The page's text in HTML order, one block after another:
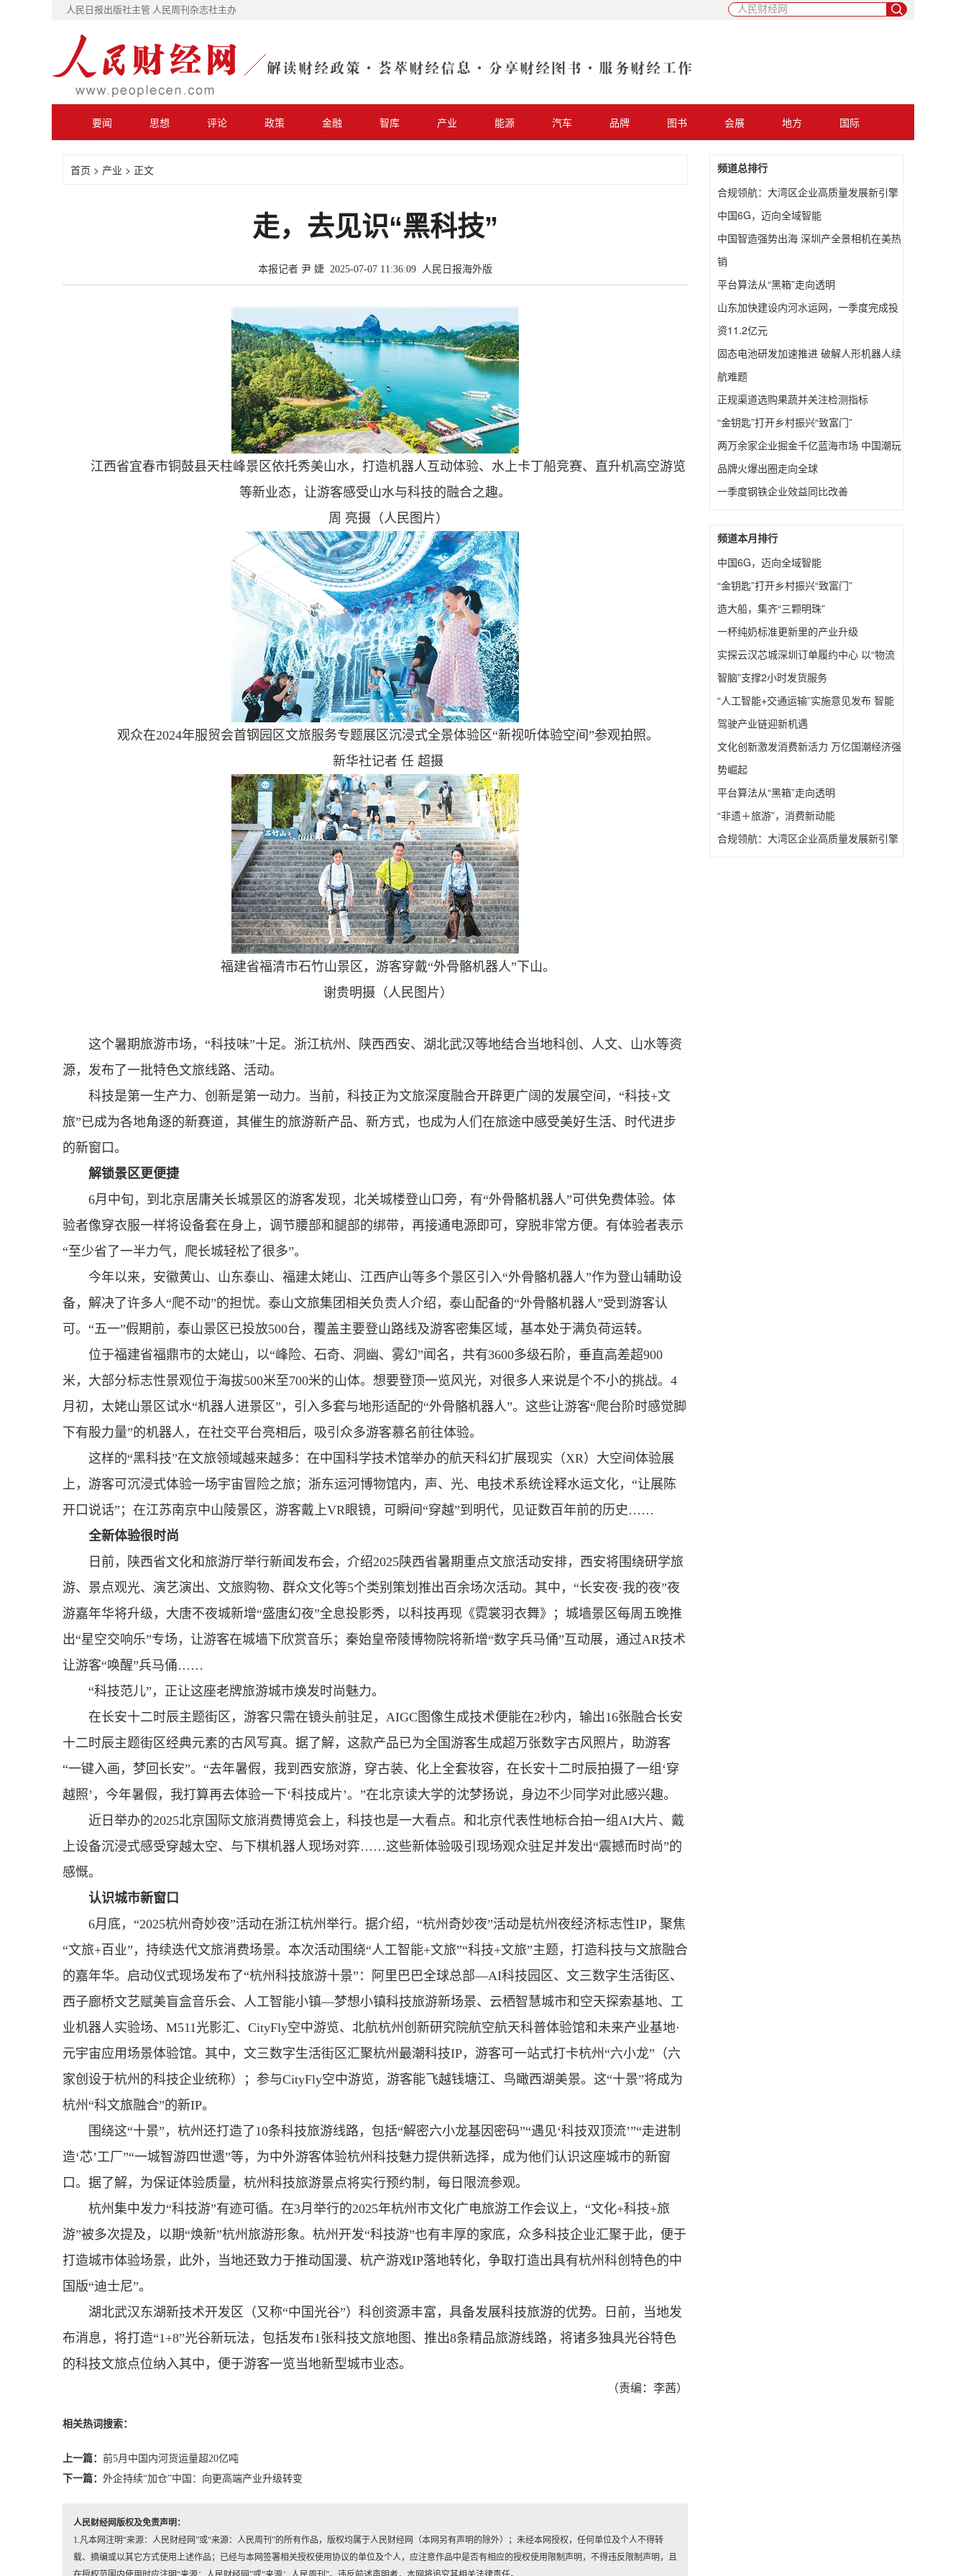
人民日报出版社主管 人民周刊杂志社主办
要闻 思想 评论 政策 金融 智库 产业 能源 汽车 品牌 图书 会展 地方 国际
首页 > 产业 > 正文
走，去见识“黑科技”
本报记者 尹 婕 2025-07-07 11:36:09 人民日报海外版
江西省宜春市铜鼓县天柱峰景区依托秀美山水，打造机器人互动体验、水上卡丁船竞赛、直升机高空游览
等新业态，让游客感受山水与科技的融合之趣。
周 亮摄（人民图片）
观众在2024年服贸会首钢园区文旅服务专题展区沉浸式全景体验区“新视听体验空间”参观拍照。
新华社记者 任 超摄
福建省福清市石竹山景区，游客穿戴“外骨骼机器人”下山。
谢贵明摄（人民图片）
这个暑期旅游市场，“科技味”十足。浙江杭州、陕西西安、湖北武汉等地结合当地科创、人文、山水等资
源，发布了一批特色文旅线路、活动。
科技是第一生产力、创新是第一动力。当前，科技正为文旅深度融合开辟更广阔的发展空间，“科技+文
旅”已成为各地角逐的新赛道，其催生的旅游新产品、新方式，也成为人们在旅途中感受美好生活、时代进步
的新窗口。
解锁景区更便捷
6月中旬，到北京居庸关长城景区的游客发现，北关城楼登山口旁，有“外骨骼机器人”可供免费体验。体
验者像穿衣服一样将设备套在身上，调节腰部和腿部的绑带，再接通电源即可，穿脱非常方便。有体验者表示
“至少省了一半力气，爬长城轻松了很多”。
今年以来，安徽黄山、山东泰山、福建太姥山、江西庐山等多个景区引入“外骨骼机器人”作为登山辅助设
备，解决了许多人“爬不动”的担忧。泰山文旅集团相关负责人介绍，泰山配备的“外骨骼机器人”受到游客认
可。“五一”假期前，泰山景区已投放500台，覆盖主要登山路线及游客密集区域，基本处于满负荷运转。
位于福建省福鼎市的太姥山，以“峰险、石奇、洞幽、雾幻”闻名，共有3600多级石阶，垂直高差超900
米，大部分标志性景观位于海拔500米至700米的山体。想要登顶一览风光，对很多人来说是个不小的挑战。4
月初，太姥山景区试水“机器人进景区”，引入多套与地形适配的“外骨骼机器人”。这些让游客“爬台阶时感觉脚
下有股力量”的机器人，在社交平台亮相后，吸引众多游客慕名前往体验。
这样的“黑科技”在文旅领域越来越多：在中国科学技术馆举办的航天科幻扩展现实（XR）大空间体验展
上，游客可沉浸式体验一场宇宙冒险之旅；浙东运河博物馆内，声、光、电技术系统诠释水运文化，“让展陈
开口说话”；在江苏南京中山陵景区，游客戴上VR眼镜，可瞬间“穿越”到明代，见证数百年前的历史……
全新体验很时尚
日前，陕西省文化和旅游厅举行新闻发布会，介绍2025陕西省暑期重点文旅活动安排，西安将围绕研学旅
游、景点观光、演艺演出、文旅购物、群众文化等5个类别策划推出百余场次活动。其中，“长安夜·我的夜”夜
游嘉年华将升级，大唐不夜城新增“盛唐幻夜”全息投影秀，以科技再现《霓裳羽衣舞》；城墙景区每周五晚推
出“星空交响乐”专场，让游客在城墙下欣赏音乐；秦始皇帝陵博物院将新增“数字兵马俑”互动展，通过AR技术
让游客“唤醒”兵马俑……
“科技范儿”，正让这座老牌旅游城市焕发时尚魅力。
在长安十二时辰主题街区，游客只需在镜头前驻足，AIGC图像生成技术便能在2秒内，输出16张融合长安
十二时辰主题街区经典元素的古风写真。据了解，这款产品已为全国游客生成超万张数字古风照片，助游客
“一键入画，梦回长安”。“去年暑假，我到西安旅游，穿古装、化上全套妆容，在长安十二时辰拍摄了一组‘穿
越照’，今年暑假，我打算再去体验一下‘科技成片’。”在北京读大学的沈梦扬说，身边不少同学对此感兴趣。
近日举办的2025北京国际文旅消费博览会上，科技也是一大看点。和北京代表性地标合拍一组AI大片、戴
上设备沉浸式感受穿越太空、与下棋机器人现场对弈……这些新体验吸引现场观众驻足并发出“震撼而时尚”的
感慨。
认识城市新窗口
6月底，“2025杭州奇妙夜”活动在浙江杭州举行。据介绍，“杭州奇妙夜”活动是杭州夜经济标志性IP，聚焦
“文旅+百业”，持续迭代文旅消费场景。本次活动围绕“人工智能+文旅”“科技+文旅”主题，打造科技与文旅融合
的嘉年华。启动仪式现场发布了“杭州科技旅游十景”：阿里巴巴全球总部—AI科技园区、文三数字生活街区、
西子廊桥文艺赋美盲盒音乐会、人工智能小镇—梦想小镇科技旅游新场景、云栖智慧城市和空天探索基地、工
业机器人实验场、M511光影汇、CityFly空中游览、北航杭州创新研究院航空航天科普体验馆和未来产业基地·
元宇宙应用场景体验馆。其中，文三数字生活街区汇聚杭州最潮科技IP，游客可一站式打卡杭州“六小龙”（六
家创设于杭州的科技企业统称）；参与CityFly空中游览，游客能飞越钱塘江、鸟瞰西湖美景。这“十景”将成为
杭州“科文旅融合”的新IP。
围绕这“十景”，杭州还打造了10条科技旅游线路，包括“解密六小龙基因密码”“遇见‘科技双顶流’”“走进制
造‘芯’工厂”“一城智游四世遗”等，为中外游客体验杭州科技魅力提供新选择，成为他们认识这座城市的新窗
口。据了解，为保证体验质量，杭州科技旅游景点将实行预约制，每日限流参观。
杭州集中发力“科技游”有迹可循。在3月举行的2025年杭州市文化广电旅游工作会议上，“文化+科技+旅
游”被多次提及，以期“焕新”杭州旅游形象。杭州开发“科技游”也有丰厚的家底，众多科技企业汇聚于此，便于
打造城市体验场景，此外，当地还致力于推动国漫、杭产游戏IP落地转化，争取打造出具有杭州科创特色的中
国版“迪士尼”。
湖北武汉东湖新技术开发区（又称“中国光谷”）科创资源丰富，具备发展科技旅游的优势。日前，当地发
布消息，将打造“1+8”光谷新玩法，包括发布1张科技文旅地图、推出8条精品旅游线路，将诸多独具光谷特色
的科技文旅点位纳入其中，便于游客一览当地新型城市业态。
（责编：李茜）
相关热词搜索：
上一篇： 前5月中国内河货运量超20亿吨
下一篇： 外企持续“加仓”中国：向更高端产业升级转变
人民财经网版权及免责声明：
1.凡本网注明“来源：人民财经网”或“来源：人民周刊”的所有作品，版权均属于人民财经网（本网另有声明的除外）；未经本网授权，任何单位及个人不得转
载、摘编或以其它方式使用上述作品；已经与本网签署相关授权使用协议的单位及个人，应注意作品中是否有相应的授权使用限制声明，不得违反限制声明，且
频道总排行
合规领航：大湾区企业高质量发展新引擎
中国6G，迈向全域智能
中国智造强势出海 深圳产全景相机在美热
销
平台算法从“黑箱”走向透明
山东加快建设内河水运网，一季度完成投
资11.2亿元
固态电池研发加速推进 破解人形机器人续
航难题
正规渠道选购果蔬并关注检测指标
“金钥匙”打开乡村振兴“致富门”
两万余家企业掘金千亿蓝海市场 中国潮玩
品牌火爆出圈走向全球
一季度钢铁企业效益同比改善
频道本月排行
中国6G，迈向全域智能
“金钥匙”打开乡村振兴“致富门”
造大船，集齐“三颗明珠”
一杯纯奶标准更新里的产业升级
实探云汉芯城深圳订单履约中心 以“物流
智脑”支撑2小时发货服务
“人工智能+交通运输”实施意见发布 智能
驾驶产业链迎新机遇
文化创新激发消费新活力 万亿国潮经济强
势崛起
平台算法从“黑箱”走向透明
“非遗＋旅游”，消费新动能
合规领航：大湾区企业高质量发展新引擎